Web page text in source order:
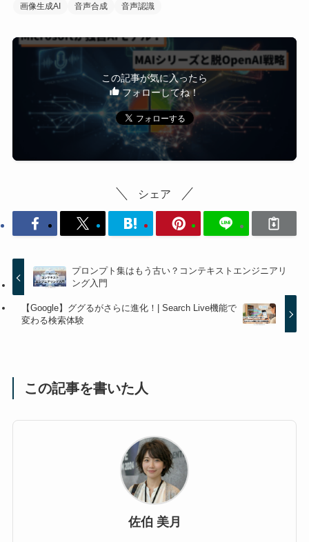
画像生成AI
音声合成 音声認識
この記事が気に入ったら
フォローしてね！
シェア
プロンプト集はもう古い？コンテキストエンジニアリ
ング入門
【Google】ググるがさらに進化！| Search Live機能で
変わる検索体験
この記事を書いた人
佐伯 美月